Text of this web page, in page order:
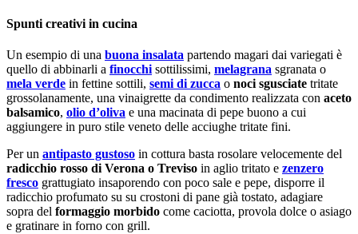
Spunti creativi in cucina
Un esempio di una buona insalata partendo magari dai variegati è
quello di abbinarli a finocchi sottilissimi, melagrana sgranata o
mela verde in fettine sottili, semi di zucca o noci sgusciate tritate
grossolanamente, una vinaigrette da condimento realizzata con aceto
balsamico, olio d’oliva e una macinata di pepe buono a cui
aggiungere in puro stile veneto delle acciughe tritate fini.
Per un antipasto gustoso in cottura basta rosolare velocemente del
radicchio rosso di Verona o Treviso in aglio tritato e zenzero
fresco grattugiato insaporendo con poco sale e pepe, disporre il
radicchio profumato su su crostoni di pane già tostato, adagiare
sopra del formaggio morbido come caciotta, provola dolce o asiago
e gratinare in forno con grill.